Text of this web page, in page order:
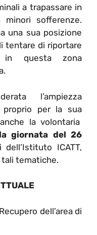
a trapassare in
sofferenze.
una sua posizione
tentare di riportare
questa zona
l’ampiezza
proprio per la sua
la volontaria
giornata del 26
ICATT,
tematiche.
dell’area di